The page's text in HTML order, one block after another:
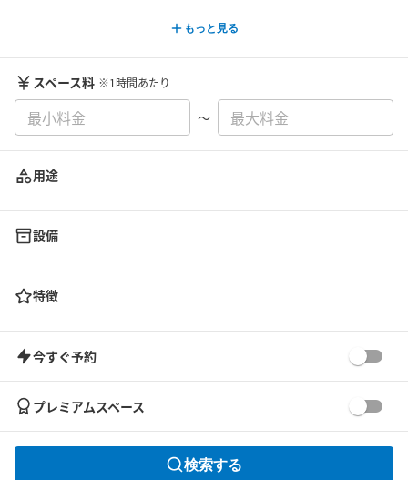
もっと見る
スペース料 ※1時間あたり
〜
用途
設備
特徴
今すぐ予約
プレミアムスペース
検索する